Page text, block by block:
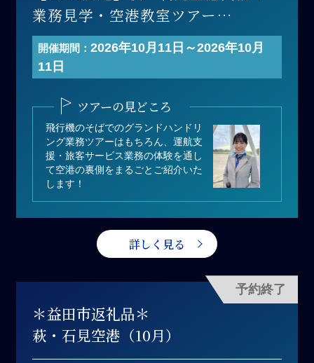
業務見学・空港教室ツアー
開催日 ：2026年10月11日(日)
寄付金額：110,000円（1組あたり）
募集人数：1組（1組 最大3名まで）
＊1組あたりの人数は3名以下でも寄
付可能
開催期間： 2026年10月11日～2026年10月
11日
ツアーの見どころ
飛行機のそばでのグランドハンドリ
ング業務ツアーはもちろん、運航支
援・旅客サービス業務の体験を通し
て空港の裏側をまるごとご紹介いた
します！
詳しく見る
予約終了
＊益田市返礼品＊
萩・石見空港（10月）